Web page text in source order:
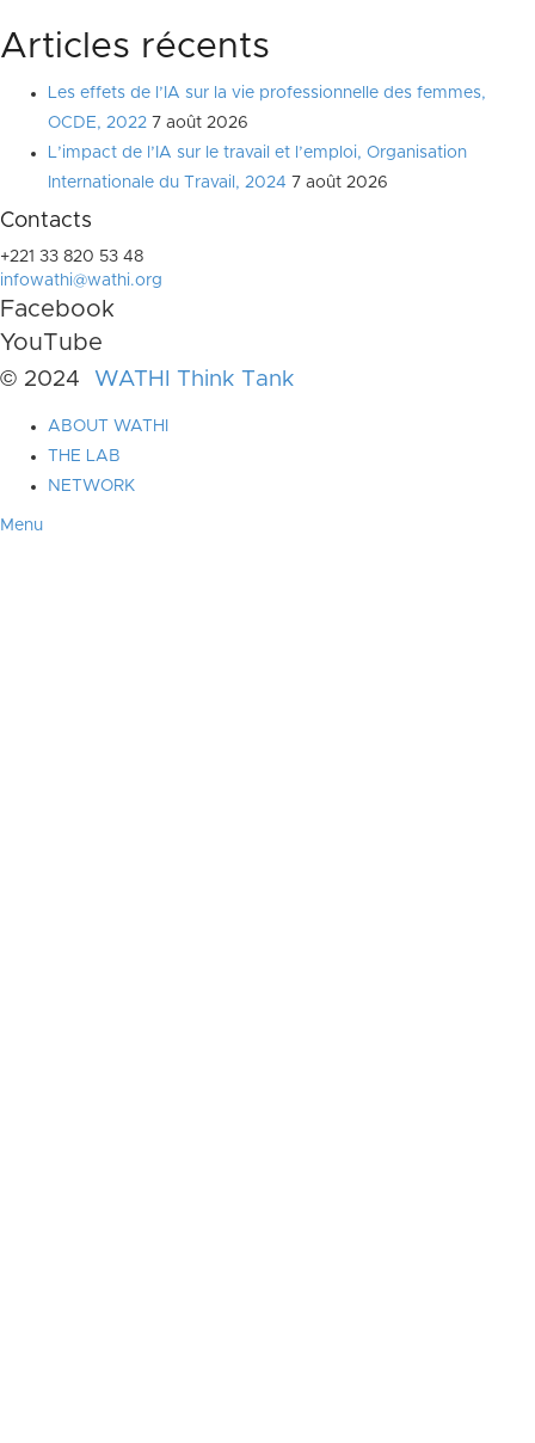
Articles récents
Les effets de l’IA sur la vie professionnelle des femmes,
OCDE, 2022 7 août 2026
L’impact de l’IA sur le travail et l’emploi, Organisation
Internationale du Travail, 2024 7 août 2026
Contacts
+221 33 820 53 48
infowathi@wathi.org
Facebook
YouTube
© 2024 WATHI Think Tank
ABOUT WATHI
THE LAB
NETWORK
Menu